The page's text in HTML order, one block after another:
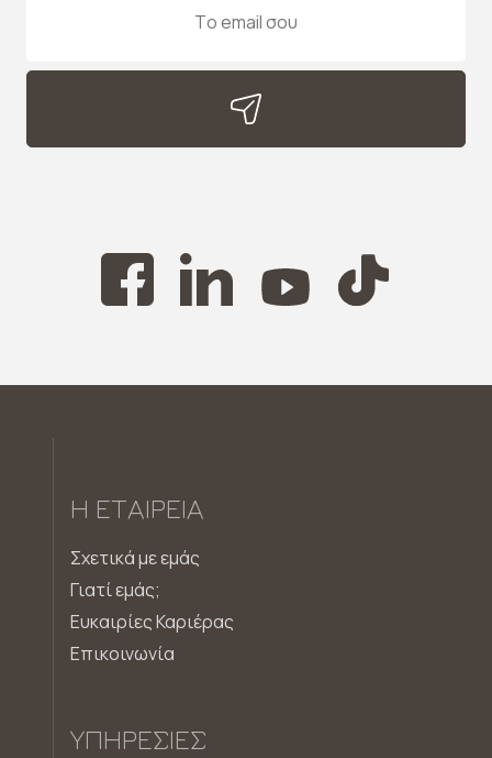
Η ΕΤΑΙΡΕΊΑ
Σχετικά με εμάς
Γιατί εμάς;
Ευκαιρίες Καριέρας
Επικοινωνία
ΥΠΗΡΕΣΊΕΣ